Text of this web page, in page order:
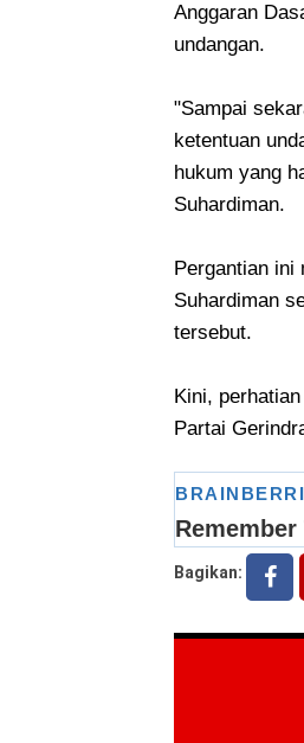
Anggaran
undangan.
"Sampai
ketentuan
hukum yang
Suhardiman.
Pergantian ini
Suhardiman
tersebut.
Kini,
Partai
Bagikan: